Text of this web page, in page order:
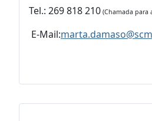
Tel.: 269 818 210 (Chamada para
E-Mail: